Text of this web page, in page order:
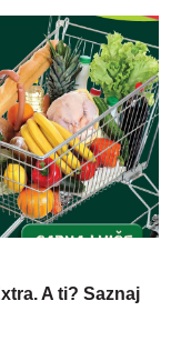
A ti? Saznaj